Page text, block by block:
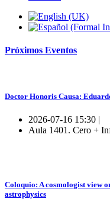
Próximos Eventos
Doctor Honoris Causa:
2026-07-16 15:30 |
Aula 1401. Cero +
Coloquio: A cosmologist view
astrophysics